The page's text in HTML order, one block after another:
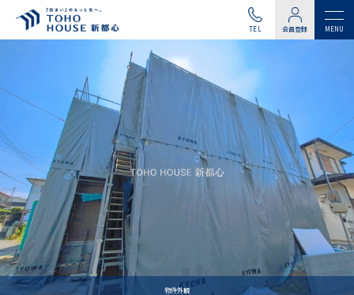
TEL 会員登録
物件外観